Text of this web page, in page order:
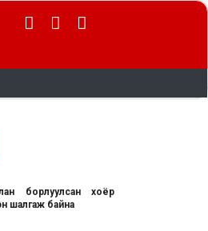
борлуулсан хоёр
шалгаж байна